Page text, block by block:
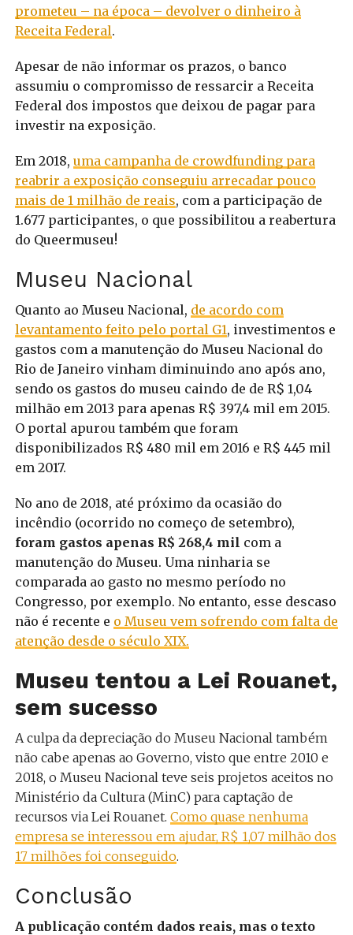
prometeu – na época – devolver o dinheiro à
Receita Federal.
Apesar de não informar os prazos, o banco
assumiu o compromisso de ressarcir a Receita
Federal dos impostos que deixou de pagar para
investir na exposição.
Em 2018, uma campanha de crowdfunding para
reabrir a exposição conseguiu arrecadar pouco
mais de 1 milhão de reais, com a participação de
1.677 participantes, o que possibilitou a reabertura
do Queermuseu!
Museu Nacional
Quanto ao Museu Nacional, de acordo com
levantamento feito pelo portal G1, investimentos e
gastos com a manutenção do Museu Nacional do
Rio de Janeiro vinham diminuindo ano após ano,
sendo os gastos do museu caindo de de R$ 1,04
milhão em 2013 para apenas R$ 397,4 mil em 2015.
O portal apurou também que foram
disponibilizados R$ 480 mil em 2016 e R$ 445 mil
em 2017.
No ano de 2018, até próximo da ocasião do
incêndio (ocorrido no começo de setembro),
foram gastos apenas R$ 268,4 mil com a
manutenção do Museu. Uma ninharia se
comparada ao gasto no mesmo período no
Congresso, por exemplo. No entanto, esse descaso
não é recente e o Museu vem sofrendo com falta de
atenção desde o século XIX.
Museu tentou a Lei Rouanet,
sem sucesso
A culpa da depreciação do Museu Nacional também
não cabe apenas ao Governo, visto que entre 2010 e
2018, o Museu Nacional teve seis projetos aceitos no
Ministério da Cultura (MinC) para captação de
recursos via Lei Rouanet. Como quase nenhuma
empresa se interessou em ajudar, R$ 1,07 milhão dos
17 milhões foi conseguido.
Conclusão
A publicação contém dados reais, mas o texto